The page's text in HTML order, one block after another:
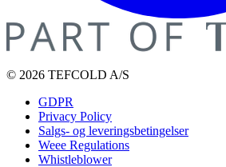
© 2026 TEFCOLD A/S
GDPR
Privacy Policy
Salgs- og leveringsbetingelser
Weee Regulations
Whistleblower